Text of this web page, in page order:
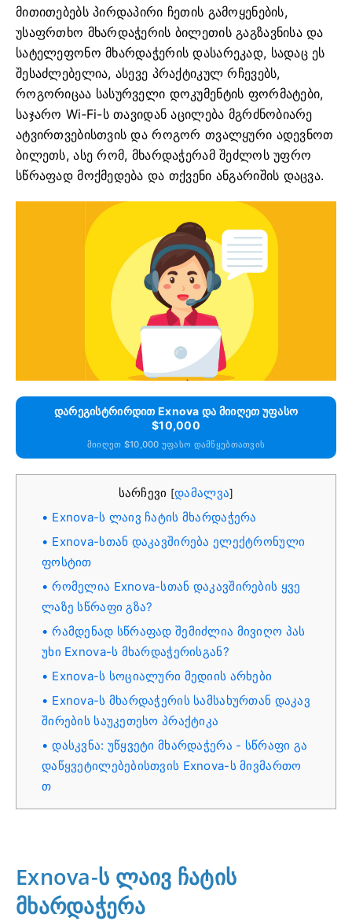
მითითებებს პირდაპირი ჩეთის გამოყენების,
უსაფრთხო მხარდაჭერის ბილეთის გაგზავნისა და
სატელეფონო მხარდაჭერის დასარეკად, სადაც ეს
შესაძლებელია, ასევე პრაქტიკულ რჩევებს,
როგორიცაა სასურველი დოკუმენტის ფორმატები,
საჯარო Wi‑Fi-ს თავიდან აცილება მგრძნობიარე
ატვირთვებისთვის და როგორ თვალყური ადევნოთ
ბილეთს, ასე რომ, მხარდაჭერამ შეძლოს უფრო
სწრაფად მოქმედება და თქვენი ანგარიშის დაცვა.
Დარეგისტრირდით Exnova Და Მიიღეთ Უფასო
$10,000
Მიიღეთ $10,000 Უფასო Დამწყებთათვის
სარჩევი [დამალვა]
Exnova-ს ლაივ ჩატის მხარდაჭერა
Exnova-სთან დაკავშირება ელექტრონული
ფოსტით
რომელია Exnova-სთან დაკავშირების ყვე
ლაზე სწრაფი გზა?
რამდენად სწრაფად შემიძლია მივიღო პას
უხი Exnova-ს მხარდაჭერისგან?
Exnova-ს სოციალური მედიის არხები
Exnova-ს მხარდაჭერის სამსახურთან დაკავ
შირების საუკეთესო პრაქტიკა
დასკვნა: უწყვეტი მხარდაჭერა - სწრაფი გა
დაწყვეტილებებისთვის Exnova-ს მივმართო
თ
Exnova-ს ლაივ ჩატის
მხარდაჭერა